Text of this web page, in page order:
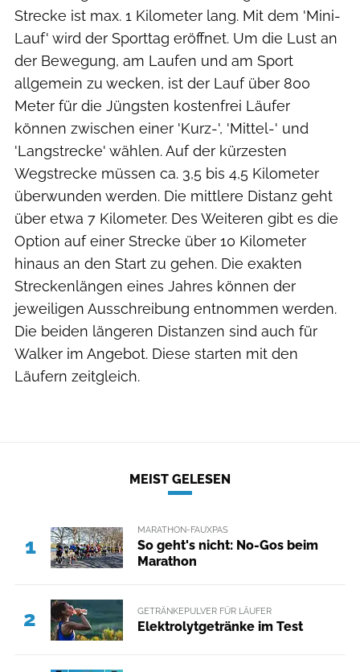
Strecke ist max. 1 Kilometer lang. Mit dem 'Mini-
Lauf' wird der Sporttag eröffnet. Um die Lust an
der Bewegung, am Laufen und am Sport
allgemein zu wecken, ist der Lauf über 800
Meter für die Jüngsten kostenfrei Läufer
können zwischen einer 'Kurz-', 'Mittel-' und
'Langstrecke' wählen. Auf der kürzesten
Wegstrecke müssen ca. 3,5 bis 4,5 Kilometer
überwunden werden. Die mittlere Distanz geht
über etwa 7 Kilometer. Des Weiteren gibt es die
Option auf einer Strecke über 10 Kilometer
hinaus an den Start zu gehen. Die exakten
Streckenlängen eines Jahres können der
jeweiligen Ausschreibung entnommen werden.
Die beiden längeren Distanzen sind auch für
Walker im Angebot. Diese starten mit den
Läufern zeitgleich.
MEIST GELESEN
1
MARATHON-FAUXPAS
So geht's nicht: No-Gos beim
Marathon
2 GETRÄNKEPULVER FÜR LÄUFER
Elektrolytgetränke im Test